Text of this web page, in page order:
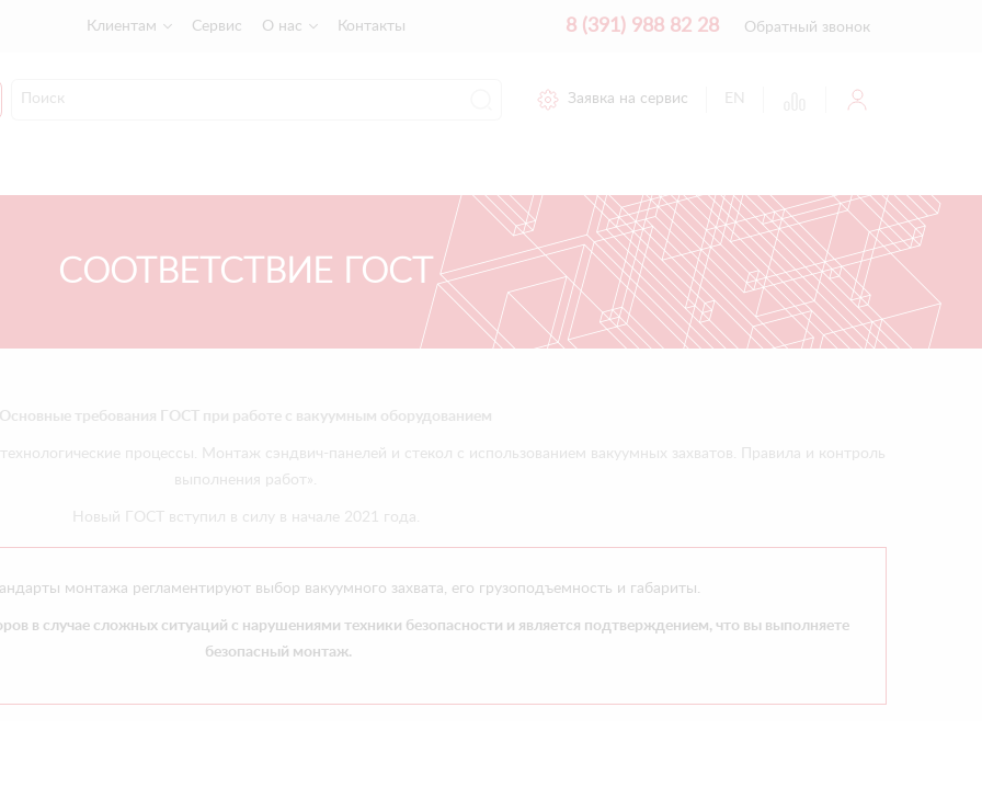
Клиентам Сервис О нас Контакты 8 (391) 988 82 28 Обратный звонок
Заявка на сервис EN
СООТВЕТСТВИЕ ГОСТ
Основные требования ГОСТ при работе с вакуумным оборудованием
процессы. Монтаж сэндвич-панелей и стекол с использованием вакуумных захватов. Правила и контроль
выполнения работ».
Новый ГОСТ вступил в силу в начале 2021 года.
монтажа регламентируют выбор вакуумного захвата, его грузоподъемность и габариты.
в случае сложных ситуаций с нарушениями техники безопасности и является подтверждением, что вы выполняете
безопасный монтаж.